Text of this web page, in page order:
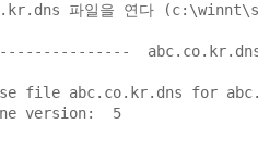
파일을 연다
file abc.co.kr.dns for
version:  5